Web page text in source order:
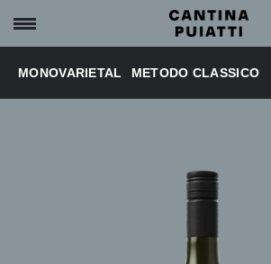
MONOVARIETAL METODO CLASSICO